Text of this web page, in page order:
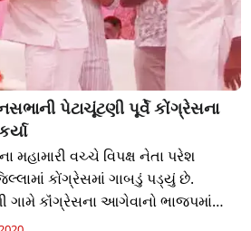
પેટાચૂંટણી પૂર્વે કોંગ્રેસના
મહામારી વચ્ચે વિપક્ષ નેતા પરેશ
કોંગ્રેસમાં ગાબડું પડ્યું છે.
ગામે કૉંગ્રેસના આગેવાનો ભાજપમાં
બે